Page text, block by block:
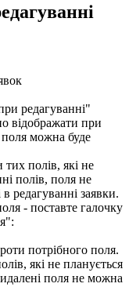
редагуванні"
відображати при
поля можна буде
полів, які не
полів, поля не
редагуванні заявки.
- поставте галочку
потрібного поля.
які не планується
поля не можна